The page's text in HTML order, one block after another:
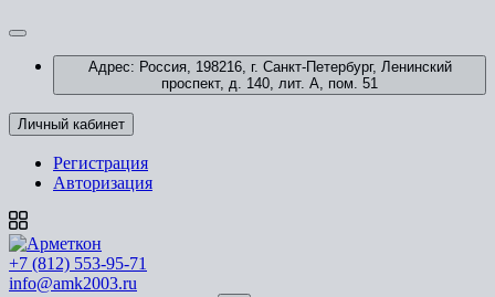
Адрес: Россия, 198216, г. Санкт-Петербург, Ленинский
проспект, д. 140, лит. А, пом. 51
Личный кабинет
Регистрация
Авторизация
+7 (812) 553-95-71
info@amk2003.ru